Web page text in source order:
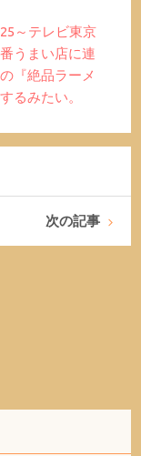
～テレビ東京
うまい店に連
『絶品ラーメ
るみたい。
次の記事